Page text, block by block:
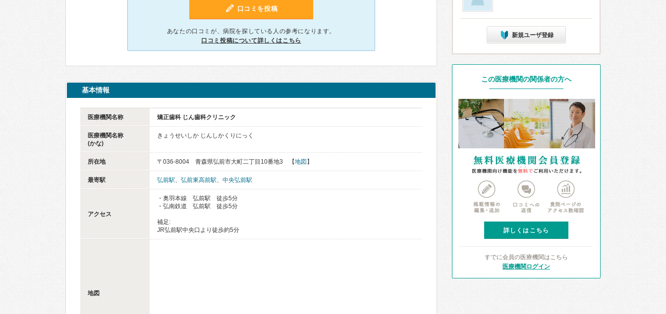
口コミを投稿
あなたの口コミが、病院を探している人の参考になります。
口コミ投稿について詳しくはこちら
基本情報
医療機関名称 矯正歯科 じん歯科クリニック
医療機関名称
(かな)
きょうせいしか じんしかくりにっく
所在地 〒036-8004 青森県弘前市大町二丁目10番地3 【地図 】
最寄駅 弘前駅、 弘前東高前駅、 中央弘前駅
アクセス
・奥羽本線 弘前駅 徒歩5分
・弘南鉄道 弘前駅 徒歩5分
補足:
JR弘前駅中央口より徒歩約5分
地図
新規ユーザ登録
この医療機関の関係者の方へ
詳しくはこちら
すでに会員の医療機関はこちら
医療機関ログイン